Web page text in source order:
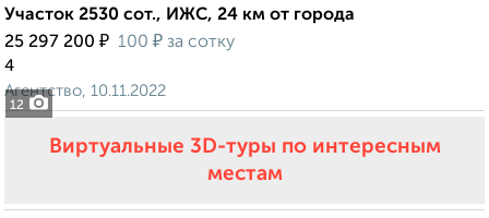
12
Участок 2530 сот., ИЖС, 24 км от города
25 297 200 ₽ 100 ₽ за сотку
4
Агентство, 10.11.2022
Виртуальные 3D-туры по интересным
местам